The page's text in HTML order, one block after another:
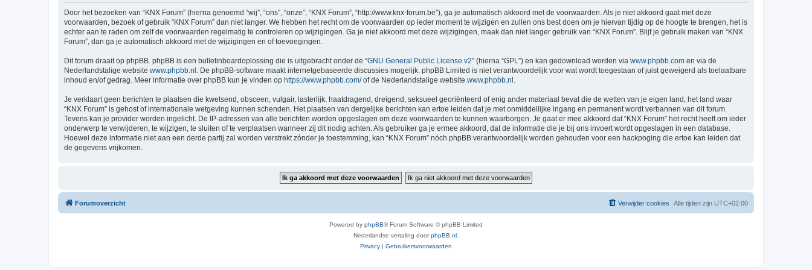
Door het bezoeken van “KNX Forum” (hierna genoemd “wij”, “ons”, “onze”, “KNX Forum”, “http://www.knx-forum.be”), ga je automatisch akkoord met de voorwaarden. Als je niet akkoord gaat met deze
voorwaarden, bezoek of gebruik “KNX Forum” dan niet langer. We hebben het recht om de voorwaarden op ieder moment te wijzigen en zullen ons best doen om je hiervan tijdig op de hoogte te brengen, het is
echter aan te raden om zelf de voorwaarden regelmatig te controleren op wijzigingen. Ga je niet akkoord met deze wijzigingen, maak dan niet langer gebruik van “KNX Forum”. Blijf je gebruik maken van “KNX
Forum”, dan ga je automatisch akkoord met de wijzigingen en of toevoegingen.
Dit forum draait op phpBB. phpBB is een bulletinboardoplossing die is uitgebracht onder de “GNU General Public License v2” (hierna “GPL”) en kan gedownload worden via www.phpbb.com en via de
Nederlandstalige website www.phpbb.nl . De phpBB-software maakt internetgebaseerde discussies mogelijk. phpBB Limited is niet verantwoordelijk voor wat wordt toegestaan of juist geweigerd als toelaatbare
inhoud en/of gedrag. Meer informatie over phpBB kun je vinden op https://www.phpbb.com/of de Nederlandstalige website www.phpbb.nl
Je verklaart geen berichten te plaatsen die kwetsend, obsceen, vulgair, lasterlijk, haatdragend, dreigend, seksueel georiënteerd of enig ander materiaal bevat die de wetten van je eigen land, het land waar
“KNX Forum” is gehost of internationale wetgeving kunnen schenden. Het plaatsen van dergelijke berichten kan ertoe leiden dat je met onmiddellijke ingang en permanent wordt verbannen van dit forum.
Tevens kan je provider worden ingelicht. De IP-adressen van alle berichten worden opgeslagen om deze voorwaarden te kunnen waarborgen. Je gaat er mee akkoord dat “KNX Forum” het recht heeft om ieder
onderwerp te verwijderen, te wijzigen, te sluiten of te verplaatsen wanneer zij dit nodig achten. Als gebruiker ga je ermee akkoord, dat de informatie die je bij ons invoert wordt opgeslagen in een database.
Hoewel deze informatie niet aan een derde partij zal worden verstrekt zónder je toestemming, kan “KNX Forum” nóch phpBB verantwoordelijk worden gehouden voor een hackpoging die ertoe kan leiden dat
de gegevens vrijkomen.
Forumoverzicht Alle tijden zijn UTC+02:00
Verwijder cookies
Powered by phpBB® Forum Software © phpBB Limited
Nederlandse vertaling doorphpBB.nl
Privacy | Gebruikersvoorwaarden